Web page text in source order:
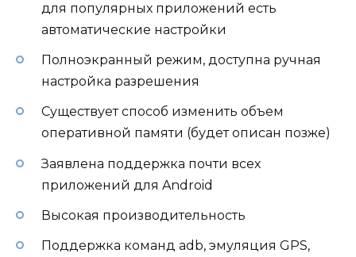
для популярных приложений есть
автоматические настройки
Полноэкранный режим, доступна ручная
настройка разрешения
Существует способ изменить объем
оперативной памяти (будет описан позже)
Заявлена поддержка почти всех
приложений для Android
Высокая производительность
Поддержка команд adb, эмуляция GPS,